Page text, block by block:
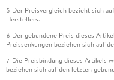
5 Der Preisvergleich bezieht sich
Herstellers.
6 Der gebundene Preis dieses
Preissenkungen beziehen sich auf
7 Die Preisbindung dieses Artikels
beziehen sich auf den letzten